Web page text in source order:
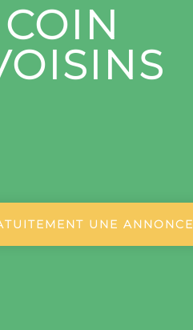
UNE ANNONCE